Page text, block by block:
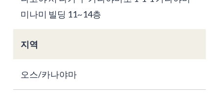
미나미 빌딩 11~14층
지역
오스/카나야마